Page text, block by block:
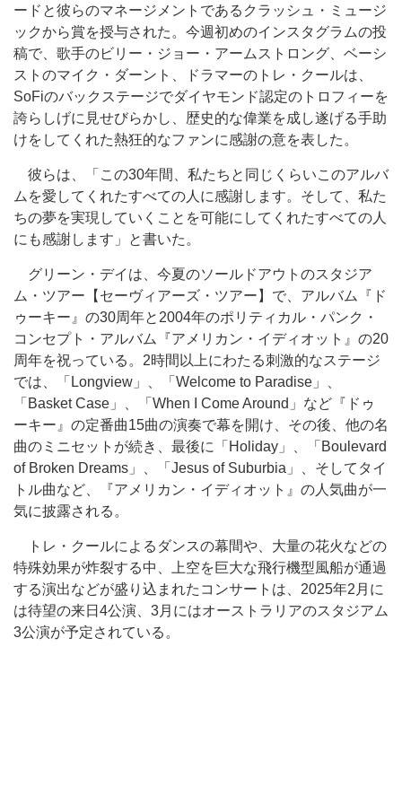
ードと彼らのマネージメントであるクラッシュ・ミュージ
ックから賞を授与された。今週初めのインスタグラムの投
稿で、歌手のビリー・ジョー・アームストロング、ベーシ
ストのマイク・ダーント、ドラマーのトレ・クールは、
SoFiのバックステージでダイヤモンド認定のトロフィーを
誇らしげに見せびらかし、歴史的な偉業を成し遂げる手助
けをしてくれた熱狂的なファンに感謝の意を表した。
彼らは、「この30年間、私たちと同じくらいこのアルバ
ムを愛してくれたすべての人に感謝します。そして、私た
ちの夢を実現していくことを可能にしてくれたすべての人
にも感謝します」と書いた。
グリーン・デイは、今夏のソールドアウトのスタジア
ム・ツアー【セーヴィアーズ・ツアー】で、アルバム『ド
ゥーキー』の30周年と2004年のポリティカル・パンク・
コンセプト・アルバム『アメリカン・イディオット』の20
周年を祝っている。2時間以上にわたる刺激的なステージ
では、「Longview」、「Welcome to Paradise」、
「Basket Case」、「When I Come Around」など『ドゥ
ーキー』の定番曲15曲の演奏で幕を開け、その後、他の名
曲のミニセットが続き、最後に「Holiday」、「Boulevard
of Broken Dreams」、「Jesus of Suburbia」、そしてタイ
トル曲など、『アメリカン・イディオット』の人気曲が一
気に披露される。
トレ・クールによるダンスの幕間や、大量の花火などの
特殊効果が炸裂する中、上空を巨大な飛行機型風船が通過
する演出などが盛り込まれたコンサートは、2025年2月に
は待望の来日4公演、3月にはオーストラリアのスタジアム
3公演が予定されている。